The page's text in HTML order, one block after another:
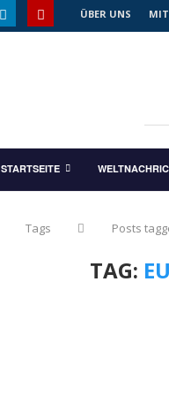
ÜBER UNS
STARTSEITE
Tags Posts
TAG: